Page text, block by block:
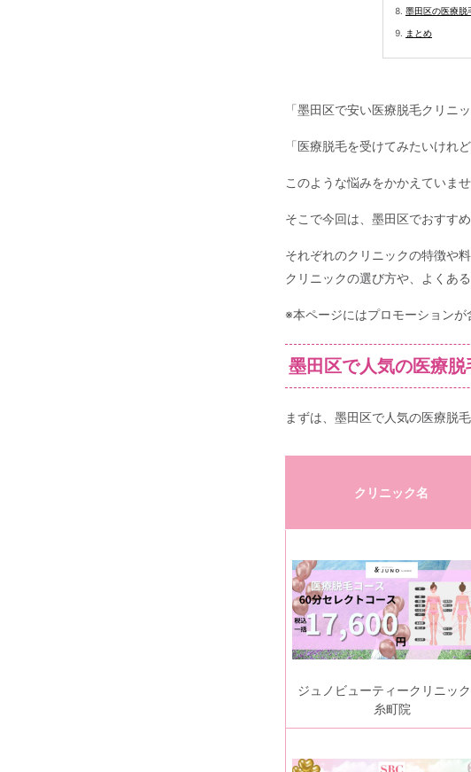
墨田区の医療脱
まとめ
「墨田区で安い医療脱毛クリニ
「医療脱毛を受けてみたいけれ
このような悩みをかかえていま
そこで今回は、墨田区でおすす
それぞれのクリニックの特徴や
クリニックの選び方や、よくあ
※本ページにはプロモーションが
墨田区で人気の医療
まずは、墨田区で人気の医療脱
クリニック名
ジュノビューティークリニッ
糸町院